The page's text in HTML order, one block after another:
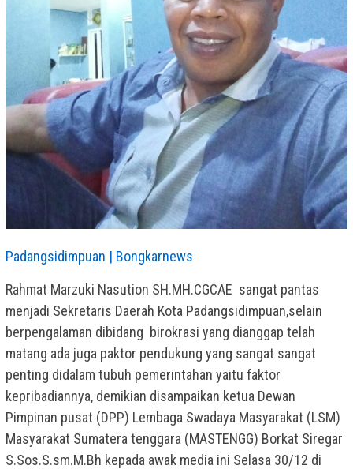
Padangsidimpuan | Bongkarnews
Rahmat Marzuki Nasution SH.MH.CGCAE sangat pantas
menjadi Sekretaris Daerah Kota Padangsidimpuan,selain
berpengalaman dibidang birokrasi yang dianggap telah
matang ada juga paktor pendukung yang sangat sangat
penting didalam tubuh pemerintahan yaitu faktor
kepribadiannya, demikian disampaikan ketua Dewan
Pimpinan pusat (DPP) Lembaga Swadaya Masyarakat (LSM)
Masyarakat Sumatera tenggara (MASTENGG) Borkat Siregar
S.Sos.S.sm.M.Bh kepada awak media ini Selasa 30/12 di